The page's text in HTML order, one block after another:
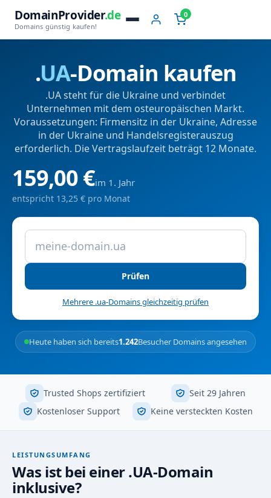
DomainProvider.de
Domains günstig kaufen!
0
.UA-Domain kaufen
.UA steht für die Ukraine und verbindet
Unternehmen mit dem osteuropäischen Markt.
Voraussetzungen: Firmensitz in der Ukraine, Adresse
in der Ukraine und Handelsregisterauszug
erforderlich. Die Vertragslaufzeit beträgt 12 Monate.
159,00 €im 1. Jahr
entspricht 13,25 € pro Monat
Prüfen
Mehrere .ua-Domains gleichzeitig prüfen
Heute haben sich bereits1.242Besucher Domains angesehen
Trusted Shops zertifiziert
Seit 29 Jahren
Kostenloser Support
Keine versteckten Kosten
LEISTUNGSUMFANG
Was ist bei einer .UA-Domain
inklusive?